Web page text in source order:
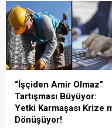
Her yıl binlerce aday bu
sınavda yüksek puan
alabilmek için farklı eğitim
kaynaklarına yöneliyor.
Ancak en sık sorulan
sorulardan...
“İşçiden Amir Olmaz”
Tartışması Büyüyor:
Yetki Karmaşası Krize
Dönüşüyor!